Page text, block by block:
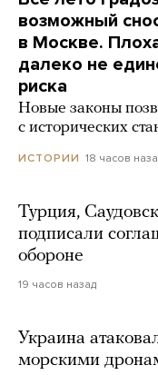
возможный
в Москве.
далеко не
риска
Новые законы
с исторических
ИСТОРИИ 18 часов
Турция,
подписали
обороне
19 часов назад
Украина
морскими